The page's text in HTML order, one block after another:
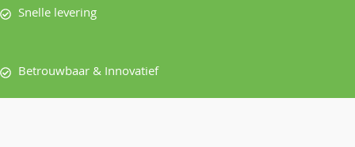
Snelle levering
Betrouwbaar & Innovatief